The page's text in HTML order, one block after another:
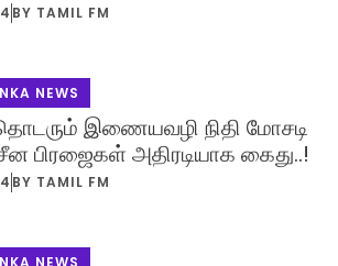
BY TAMIL FM
NEWS
இணையவழி நிதி மோசடி
பிரஜைகள் அதிரடியாக கைது..!
BY TAMIL FM